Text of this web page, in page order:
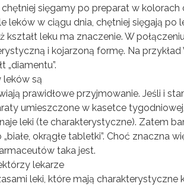
sięgamy po preparat w kolorach
leków w ciągu dnia, chętniej sięgają po
kształt leku ma znaczenie. W
i kojarzoną formę. Na przykład
„diamentu”.
leków są
prawidłowe przyjmowanie. Jeśli i
umieszczone w kasetce
leki (te charakterystyczne). Zatem
okrągłe tabletki”. Choć znaczna
taka jest.
lekarze
leki, które mają charakterystyczne